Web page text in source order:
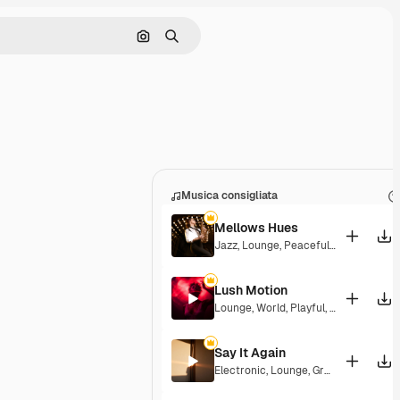
Cerca per immagine
Ricerca
Musica consigliata
Mellows Hues
Jazz, Lounge, Peaceful,Playful
Lush Motion
Lounge,World, Playful,Elegant
Say It Again
Electronic, Lounge,Groovy Playful